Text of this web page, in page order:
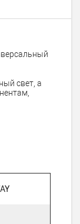
свет, а